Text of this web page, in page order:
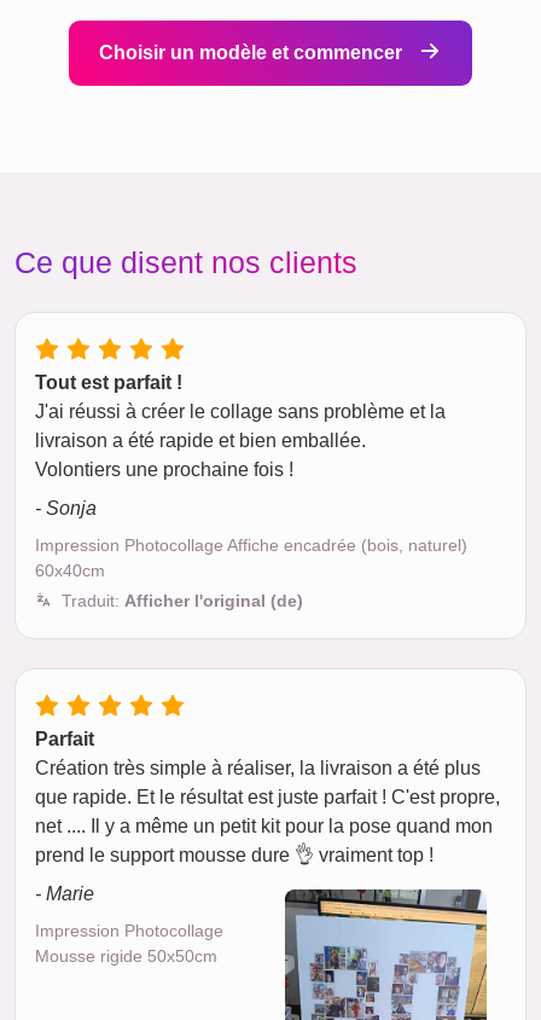
Choisir un modèle et commencer
Ce que disent nos clients
Tout est parfait !
J'ai réussi à créer le collage sans problème et la
livraison a été rapide et bien emballée.
Volontiers une prochaine fois !
- Sonja
Impression Photocollage Affiche encadrée (bois, naturel)
60x40cm
Traduit: Afficher l'original (de)
Parfait
Création très simple à réaliser, la livraison a été plus
que rapide. Et le résultat est juste parfait ! C'est propre,
net .... Il y a même un petit kit pour la pose quand mon
prend le support mousse dure 👌 vraiment top !
- Marie
Impression Photocollage
Mousse rigide 50x50cm